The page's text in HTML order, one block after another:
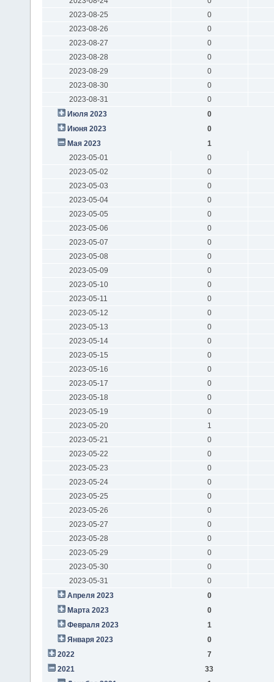
2023-08-25
0
2023-08-26
0
2023-08-27
0
2023-08-28
0
2023-08-29
0
2023-08-30
0
2023-08-31
0
Июля 2023
0
Июня 2023
0
Мая 2023
1
2023-05-01
0
2023-05-02
0
2023-05-03
0
2023-05-04
0
2023-05-05
0
2023-05-06
0
2023-05-07
0
2023-05-08
0
2023-05-09
0
2023-05-10
0
2023-05-11
0
2023-05-12
0
2023-05-13
0
2023-05-14
0
2023-05-15
0
2023-05-16
0
2023-05-17
0
2023-05-18
0
2023-05-19
0
2023-05-20
1
2023-05-21
0
2023-05-22
0
2023-05-23
0
2023-05-24
0
2023-05-25
0
2023-05-26
0
2023-05-27
0
2023-05-28
0
2023-05-29
0
2023-05-30
0
2023-05-31
0
Апреля 2023
0
Марта 2023
0
Февраля 2023
1
Января 2023
0
2022
7
2021
33